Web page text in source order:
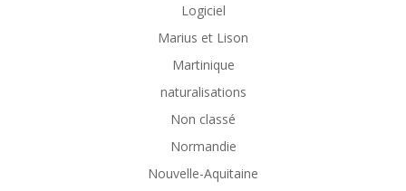
Logiciel
Marius et Lison
Martinique
naturalisations
Non classé
Normandie
Nouvelle-Aquitaine